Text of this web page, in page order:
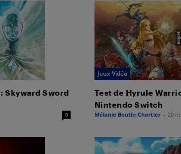
Skyward Sword
0
Jeux Vidéo
Test de Hyrule
Nintendo Switch
Mélanie Boutin-Chartier - 20